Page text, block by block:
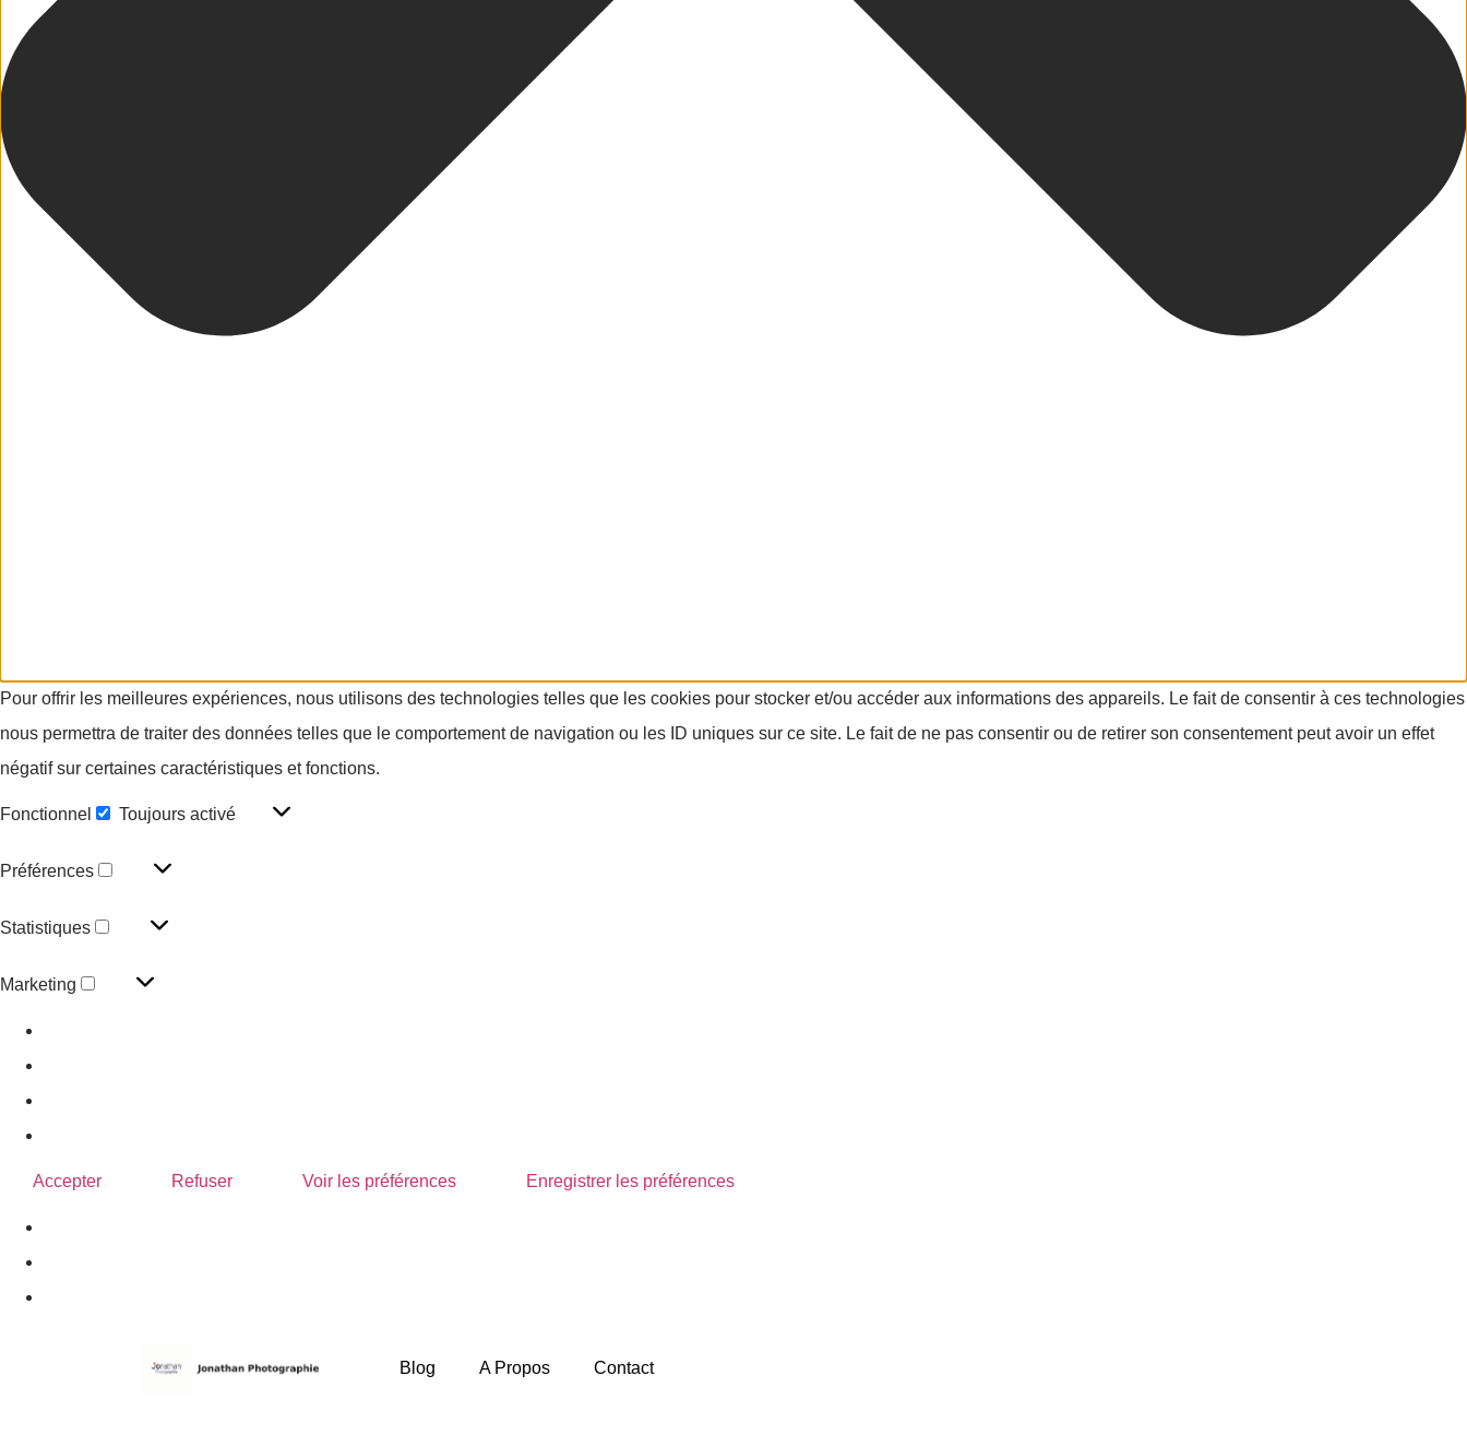
Pour offrir les meilleures expériences, nous utilisons des technologies telles que les cookies pour stocker et/ou accéder aux informations des appareils. Le fait de consentir à ces technologies
nous permettra de traiter des données telles que le comportement de navigation ou les ID uniques sur ce site. Le fait de ne pas consentir ou de retirer son consentement peut avoir un effet
négatif sur certaines caractéristiques et fonctions.
Fonctionnel Toujours activé
Préférences
Statistiques
Marketing
Accepter Refuser Voir les préférences Enregistrer les préférences
Blog A Propos Contact